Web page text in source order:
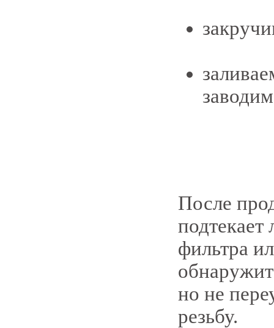
После
подтекает
фильтра
но не
резьбу.